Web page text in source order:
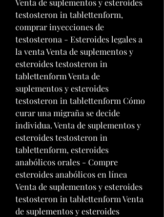
Venta de suplementos y esteroides
testosteron in tablettenform,
comprar inyecciones de
testosterona - Esteroides legales a
la venta Venta de suplementos y
esteroides testosteron in
tablettenform Venta de
suplementos y esteroides
testosteron in tablettenform Cómo
curar una migraña se decide
individua. Venta de suplementos y
esteroides testosteron in
tablettenform, esteroides
anabólicos orales - Compre
esteroides anabólicos en línea
Venta de suplementos y esteroides
testosteron in tablettenform Venta
de suplementos y esteroides